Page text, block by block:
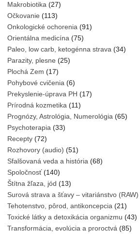
Makrobiotika (27)
Očkovanie (113)
Onkologické ochorenia (91)
Orientálna medicína (75)
Paleo, low carb, ketogénna strava (34)
Parazity, plesne (25)
Plochá Zem (17)
Pohybové cvičenia (6)
Prekyslenie-úprava PH (17)
Prírodná kozmetika (11)
Prognózy, Astrológia, Numerológia (65)
Psychoterapia (33)
Recepty (72)
Rozhovory (audio) (51)
Sfalšovaná veda a história (68)
Spoločnosť(140)
Štítna žľaza, jód (13)
Surová strava a šťavy – vitariánstvo (RAW)
Tehotenstvo, pôrod, antikoncepcia (21)
Toxické látky a detoxikácia organizmu (43)
Transformácia, evolúcia a proroctvá (85)